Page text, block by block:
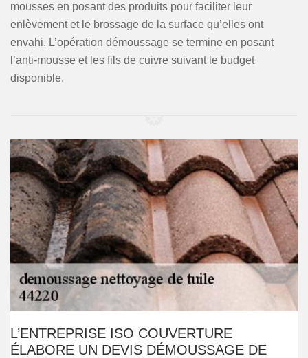
mousses en posant des produits pour faciliter leur
enlèvement et le brossage de la surface qu’elles ont
envahi. L’opération démoussage se termine en posant
l’anti-mousse et les fils de cuivre suivant le budget
disponible.
L’ENTREPRISE ISO COUVERTURE
ÉLABORE UN DEVIS DÉMOUSSAGE DE